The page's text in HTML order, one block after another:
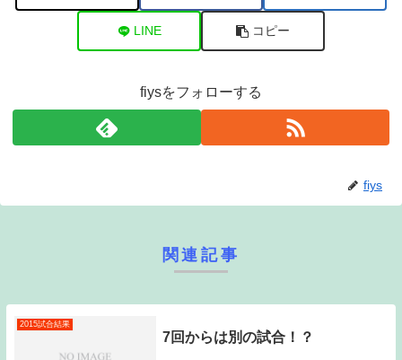
LINE コピー
fiysをフォローする
fiys
関連記事
2015試合結果
7回からは別の試合！？